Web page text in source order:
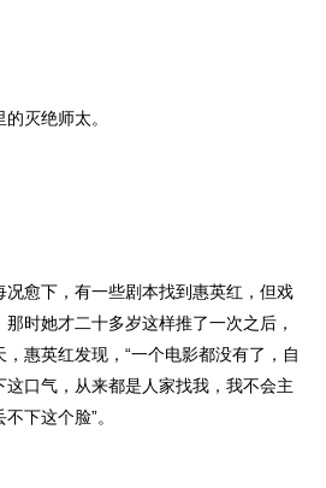
灭绝师太。
况愈下，有一些剧本找到惠英红，但戏
时她才二十多岁这样推了一次之后，
惠英红发现，“一个电影都没有了，自
口气，从来都是人家找我，我不会主
下这个脸”。